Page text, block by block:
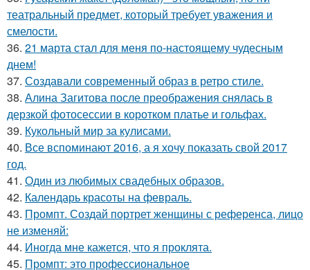
театральный предмет, который требует уважения и
смелости.
36. 21 марта стал для меня по-настоящему чудесным
днем!
37. Создавали современный образ в ретро стиле.
38. Алина Загитова после преображения снялась в
дерзкой фотосессии в коротком платье и гольфах.
39. Кукольный мир за кулисами.
40. Все вспоминают 2016, а я хочу показать свой 2017
год.
41. Один из любимых свадебных образов.
42. Календарь красоты на февраль.
43. Промпт. Создай портрет женщины с референса, лицо
не изменяй:
44. Иногда мне кажется, что я проклята.
45. Промпт: это профессиональное